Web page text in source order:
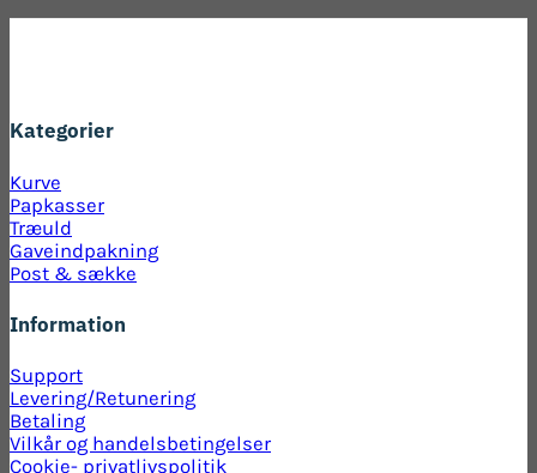
Kategorier
Kurve
Papkasser
Træuld
Gaveindpakning
Post & sække
Information
Support
Levering/Retunering
Betaling
Vilkår og handelsbetingelser
Cookie- privatlivspolitik